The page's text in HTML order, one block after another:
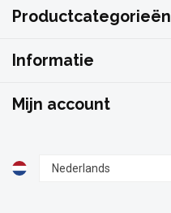
Productcategorieën
Informatie
Mijn account